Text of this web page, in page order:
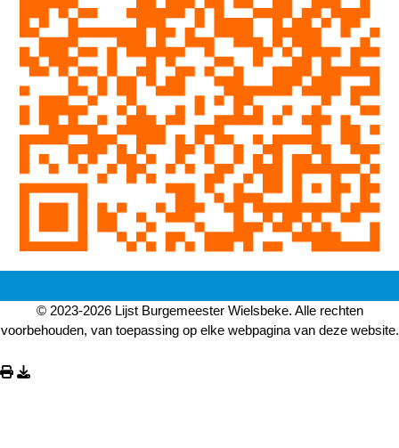
© 2023-2026 Lijst Burgemeester Wielsbeke. Alle rechten
voorbehouden, van toepassing op elke webpagina van deze website.